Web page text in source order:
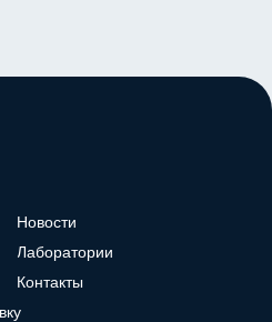
Новости
Лаборатории
Контакты